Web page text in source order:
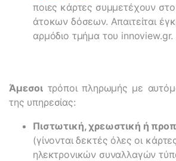
ποιες κάρτες συμμετέχουν
άτοκων δόσεων. Απαιτείται
αρμόδιο τμήμα του innoview.gr.
Άμεσοι τρόποι πληρωμής με
της υπηρεσίας:
Πιστωτική, χρεωστική ή
(γίνονται δεκτές όλες οι
ηλεκτρονικών συναλλαγών